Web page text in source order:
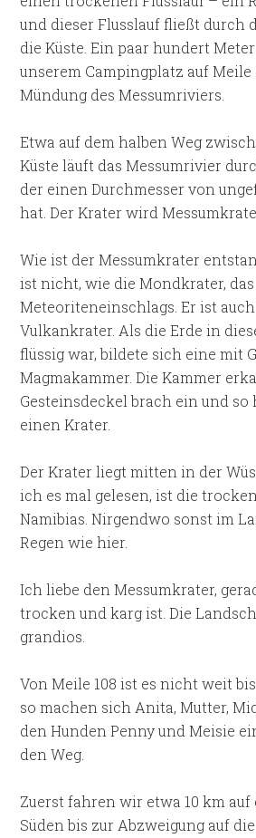
und dieser Flusslauf fließt durch
die Küste. Ein paar hundert
unserem Campingplatz auf Meile
Mündung des Messumriviers.
Etwa auf dem halben Weg
Küste läuft das Messumrivier
der einen Durchmesser von
hat. Der Krater wird
Wie ist der Messumkrater
ist nicht, wie die Mondkrater,
Meteoriteneinschlags. Er ist
Vulkankrater. Als die Erde in
flüssig war, bildete sich eine mit
Magmakammer. Die Kammer
Gesteinsdeckel brach ein und so
einen Krater.
Der Krater liegt mitten in der
ich es mal gelesen, ist die
Namibias. Nirgendwo sonst im
Regen wie hier.
Ich liebe den Messumkrater,
trocken und karg ist. Die
grandios.
Von Meile 108 ist es nicht weit
so machen sich Anita, Mutter,
den Hunden Penny und Meisie
den Weg.
Zuerst fahren wir etwa 10 km auf
Süden bis zur Abzweigung auf die